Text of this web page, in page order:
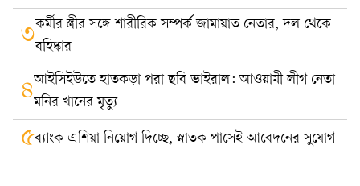
৩কর্মীর স্ত্রীর সঙ্গে শারীরিক সম্পর্ক জামায়াত নেতার, দল থেকে
বহিষ্কার
৪আইসিইউতে হাতকড়া পরা ছবি ভাইরাল: আওয়ামী লীগ নেতা
মনির খানের মৃত্যু
৫ব্যাংক এশিয়া নিয়োগ দিচ্ছে, স্নাতক পাসেই আবেদনের সুযোগ